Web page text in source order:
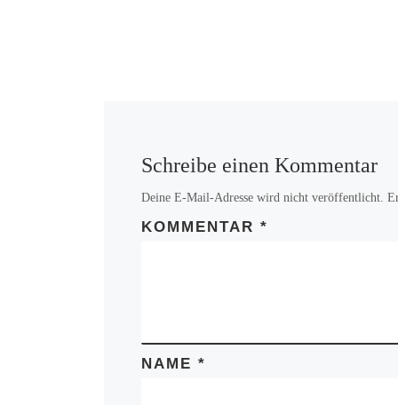
Schreibe einen Kommentar
Deine E-Mail-Adresse wird nicht veröffentlicht.
KOMMENTAR*
NAME*